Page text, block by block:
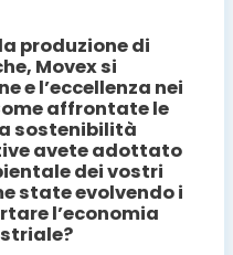
produzione di
Movex si
e l’eccellenza nei
affrontate le
sostenibilità
avete adottato
dei vostri
state evolvendo i
l’economia